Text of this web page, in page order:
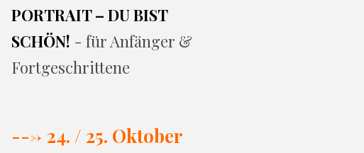
PORTRAIT – DU BIST
SCHÖN! - für Anfänger &
Fortgeschrittene
---> 24. / 25. Oktober